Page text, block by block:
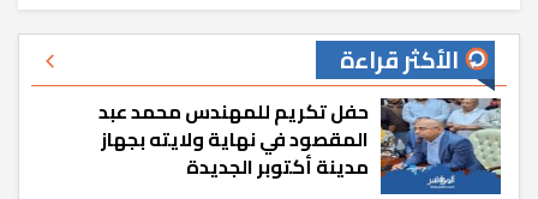
الأكثر قراءة
حفل تكريم للمهندس محمد عبد
المقصود في نهاية ولايته بجهاز
مدينة أكتوبر الجديدة